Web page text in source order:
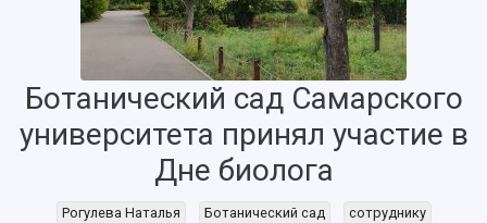
Об университете
Новости
Образование
Научно-исследовательская деятельность
Ботанический сад Самарского
университета принял участие в
Дне биолога
Рогулева Наталья Ботанический сад
сотруднику